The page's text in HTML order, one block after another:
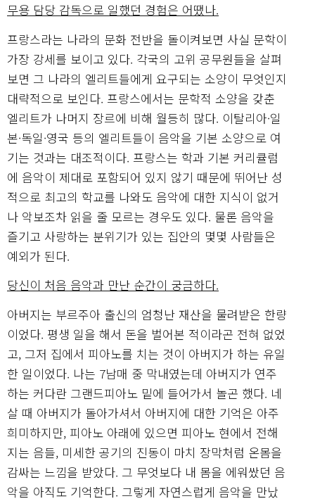
무용 담당 감독으로 일했던 경험은 어땠나.
프랑스라는 나라의 문화 전반을 돌이켜보면 사실 문학이
가장 강세를 보이고 있다. 각국의 고위 공무원들을 살펴
보면 그 나라의 엘리트들에게 요구되는 소양이 무엇인지
대략적으로 보인다. 프랑스에서는 문학적 소양을 갖춘
엘리트가 나머지 장르에 비해 월등히 많다. 이탈리아·일
본·독일·영국 등의 엘리트들이 음악을 기본 소양으로 여
기는 것과는 대조적이다. 프랑스는 학과 기본 커리큘럼
에 음악이 제대로 포함되어 있지 않기 때문에 뛰어난 성
적으로 최고의 학교를 나와도 음악에 대한 지식이 없거
나 악보조차 읽을 줄 모르는 경우도 있다. 물론 음악을
즐기고 사랑하는 분위기가 있는 집안의 몇몇 사람들은
예외가 된다.
당신이 처음 음악과 만난 순간이 궁금하다.
아버지는 부르주아 출신의 엄청난 재산을 물려받은 한량
이었다. 평생 일을 해서 돈을 벌어본 적이라곤 전혀 없었
고, 그저 집에서 피아노를 치는 것이 아버지가 하는 유일
한 일이었다. 나는 7남매 중 막내였는데 아버지가 연주
하는 커다란 그랜드피아노 밑에 들어가서 놀곤 했다. 네
살 때 아버지가 돌아가셔서 아버지에 대한 기억은 아주
희미하지만, 피아노 아래에 있으면 피아노 현에서 전해
지는 음들, 미세한 공기의 진동이 마치 장막처럼 온몸을
감싸는 느낌을 받았다. 그 무엇보다 내 몸을 에워쌌던 음
악을 아직도 기억한다. 그렇게 자연스럽게 음악을 만났